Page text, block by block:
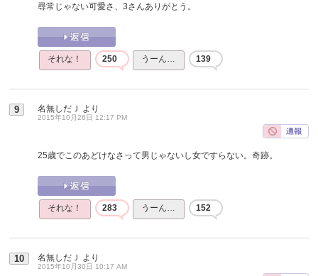
尋常じゃない可愛さ、3さんありがとう。
それな！ 250 うーん… 139
9 名無しだＪ より
2015年10月26日 12:17 PM
25歳でこのあどけなさって男じゃないし女ですらない。奇跡。
それな！ 283 うーん… 152
10 名無しだＪ より
2015年10月30日 10:17 AM